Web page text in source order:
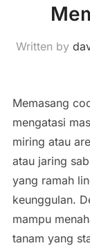
Written by
Memasang
mengatasi
miring atau
atau jaring
yang ramah
keunggulan.
mampu
tanam yang